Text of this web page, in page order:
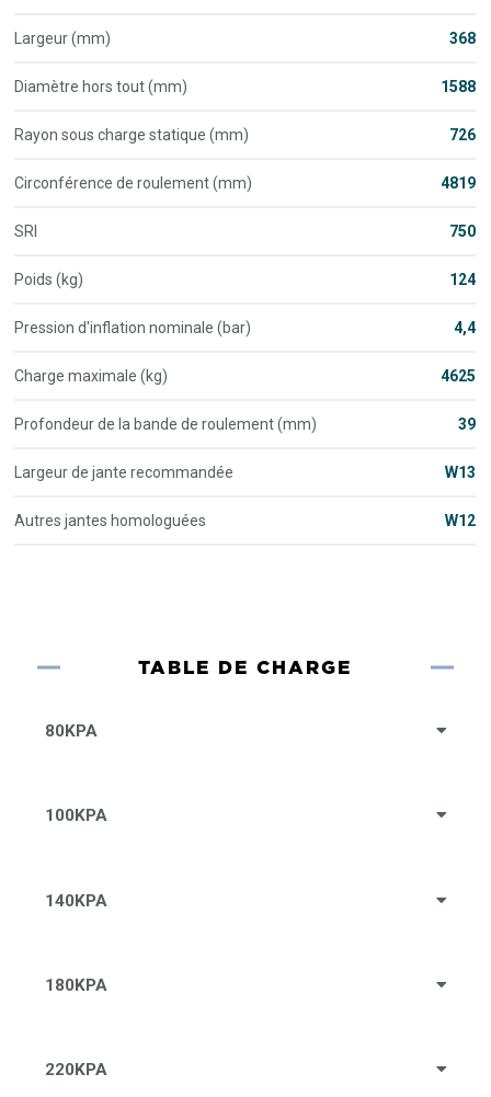
Largeur (mm) 368
Diamètre hors tout (mm) 1588
Rayon sous charge statique (mm) 726
Circonférence de roulement (mm) 4819
SRI 750
Poids (kg) 124
Pression d'inflation nominale (bar) 4,4
Charge maximale (kg) 4625
Profondeur de la bande de roulement (mm) 39
Largeur de jante recommandée W13
Autres jantes homologuées W12
TABLE DE CHARGE
80KPA
100KPA
140KPA
180KPA
220KPA